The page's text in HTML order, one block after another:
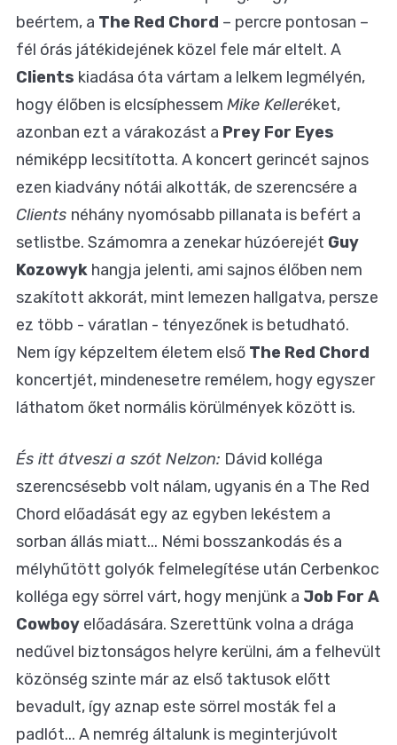
beértem, a The Red Chord – percre pontosan –
fél órás játékidejének közel fele már eltelt. A
Clients kiadása óta vártam a lelkem legmélyén,
hogy élőben is elcsíphessem Mike Kelleréket,
azonban ezt a várakozást a Prey For Eyes
némiképp lecsitította. A koncert gerincét sajnos
ezen kiadvány nótái alkották, de szerencsére a
Clients néhány nyomósabb pillanata is befért a
setlistbe. Számomra a zenekar húzóerejét Guy
Kozowyk hangja jelenti, ami sajnos élőben nem
szakított akkorát, mint lemezen hallgatva, persze
ez több - váratlan - tényezőnek is betudható.
Nem így képzeltem életem első The Red Chord
koncertjét, mindenesetre remélem, hogy egyszer
láthatom őket normális körülmények között is.
És itt átveszi a szót Nelzon: Dávid kolléga
szerencsésebb volt nálam, ugyanis én a The Red
Chord előadását egy az egyben lekéstem a
sorban állás miatt... Némi bosszankodás és a
mélyhűtött golyók felmelegítése után Cerbenkoc
kolléga egy sörrel várt, hogy menjünk a Job For A
Cowboy előadására. Szerettünk volna a drága
nedűvel biztonságos helyre kerülni, ám a felhevült
közönség szinte már az első taktusok előtt
bevadult, így aznap este sörrel mosták fel a
padlót... A nemrég általunk is meginterjúvolt